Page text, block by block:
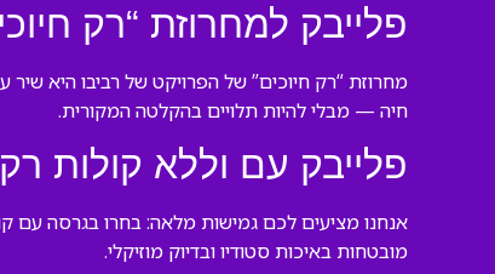
פלייבק למחרוזת “רק
מחרוזת “רק חיוכים” של הפרויקט של רביבו היא
חיה — מבלי להיות תלויים בהקלטה המקורית.
פלייבק עם וללא קולות
אנחנו מציעים לכם גמישות מלאה: בחרו בגרסה
מובטחות באיכות סטודיו ובדיוק מוזיקלי.